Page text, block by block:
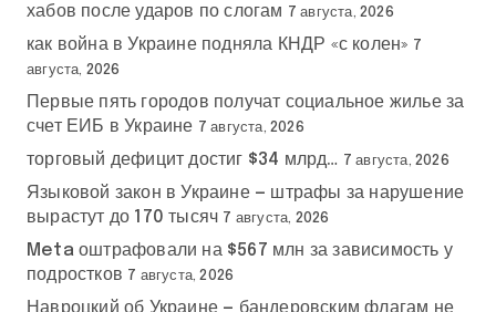
хабов после ударов по слогам 7 августа, 2026
как война в Украине подняла КНДР «с колен» 7
августа, 2026
Первые пять городов получат социальное жилье за
счет ЕИБ в Украине 7 августа, 2026
торговый дефицит достиг $34 млрд… 7 августа, 2026
Языковой закон в Украине — штрафы за нарушение
вырастут до 170 тысяч 7 августа, 2026
Meta оштрафовали на $567 млн за зависимость у
подростков 7 августа, 2026
Навроцкий об Украине — бандеровским флагам не